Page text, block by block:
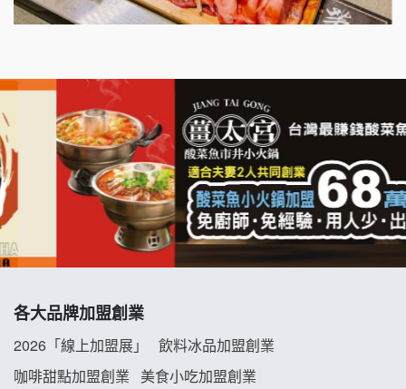
千香漢堡加盟說明會
拉亞漢堡加盟說明會
杜芳子古味茶鋪加盟說明會
優握握×酸奶大獅加盟說明會
冬城門加盟說明會
龍涎居好湯加盟說明會
各大品牌加盟創業
2026「線上加盟展」
飲料冰品加盟創業
咖啡甜點加盟創業
美食小吃加盟創業